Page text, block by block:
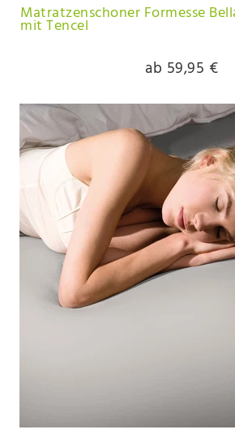
Matratzenschoner Formesse
mit Tencel
ab 59,95 €